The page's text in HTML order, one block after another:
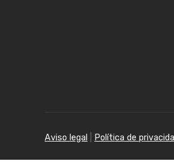
Aviso legal Política de